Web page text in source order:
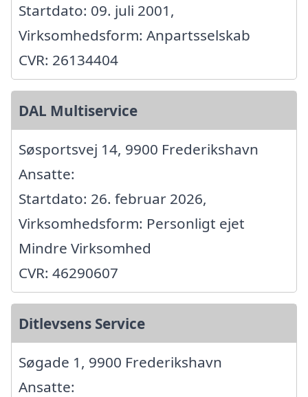
Startdato: 09. juli 2001,
Virksomhedsform: Anpartsselskab
CVR: 26134404
DAL Multiservice
Søsportsvej 14, 9900 Frederikshavn
Ansatte:
Startdato: 26. februar 2026,
Virksomhedsform: Personligt ejet
Mindre Virksomhed
CVR: 46290607
Ditlevsens Service
Søgade 1, 9900 Frederikshavn
Ansatte: